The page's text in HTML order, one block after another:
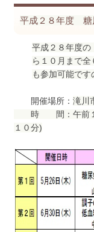
採用情報
意見箱
診療受付時間
平成２８年度 糖
平成２８年度の
ら１０月まで
も参加可能です
開催場所： 滝川
時 間：午前１０
１０分)